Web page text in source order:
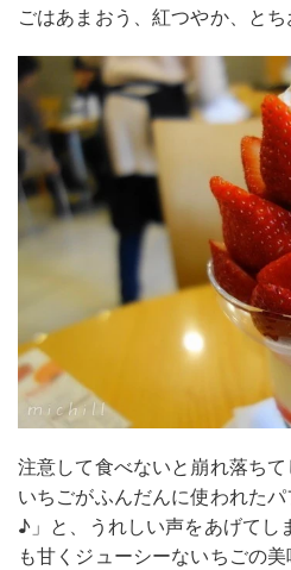
ごはあまおう、紅つやか、とち
注意して食べないと崩れ落ち
いちごがふんだんに使われた
♪」と、うれしい声をあげてし
も甘くジューシーないちごの